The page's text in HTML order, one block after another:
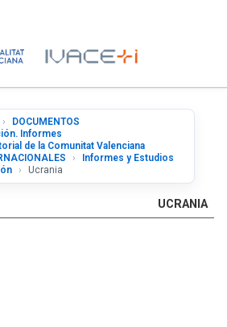
DOCUMENTOS
Informes
de la Comunitat Valenciana
Informes y Estudios
Ucrania
UCRANIA